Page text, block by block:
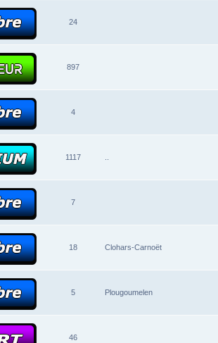
24
897
4
1117
..
7
18
Clohars-Carnoët
5
Plougoumelen
46